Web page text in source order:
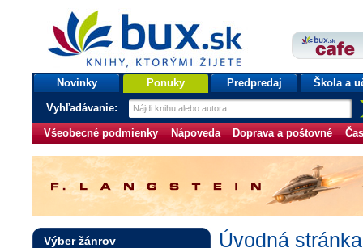
bux.sk
knihy, ktorými žijete
Úvodná stránka
Novinky Ponuky Predpredaj Škola a
Vyhľadávanie:
Všeobecné podmienky Nápoveda Doprava a poštovné
Úvodná stránka
Výber žánrov